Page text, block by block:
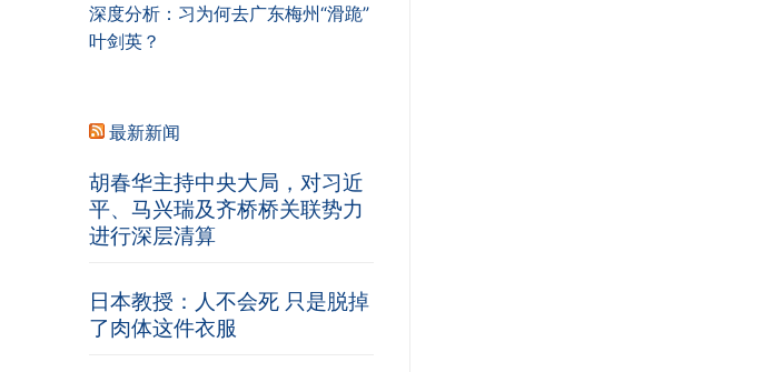
深度分析：习为何去广东梅州“滑跪”
叶剑英？
最新新闻
胡春华主持中央大局，对习近
平、马兴瑞及齐桥桥关联势力
进行深层清算
日本教授：人不会死 只是脱掉
了肉体这件衣服